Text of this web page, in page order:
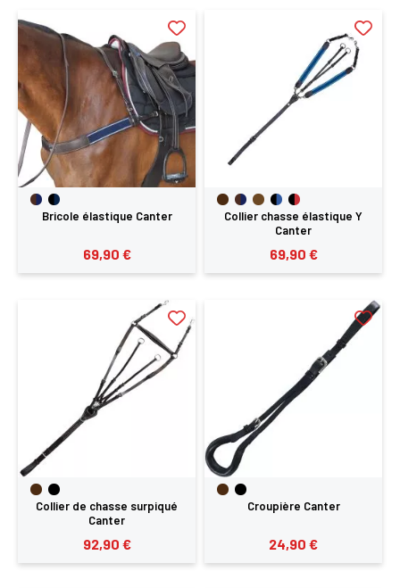
Bricole élastique Canter
69,90 €
Collier chasse élastique Y
Canter
69,90 €
Collier de chasse surpiqué
Canter
92,90 €
Croupière Canter
24,90 €